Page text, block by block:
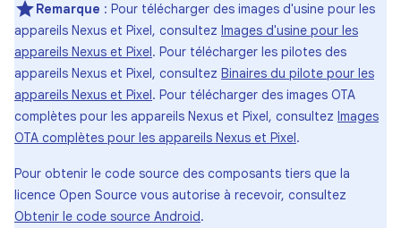
Remarque : Pour télécharger des images d'usine pour les
appareils Nexus et Pixel, consultez Images d'usine pour les
appareils Nexus et Pixel. Pour télécharger les pilotes des
appareils Nexus et Pixel, consultez Binaires du pilote pour les
appareils Nexus et Pixel. Pour télécharger des images OTA
complètes pour les appareils Nexus et Pixel, consultez Images
OTA complètes pour les appareils Nexus et Pixel.
Pour obtenir le code source des composants tiers que la
licence Open Source vous autorise à recevoir, consultez
Obtenir le code source Android.